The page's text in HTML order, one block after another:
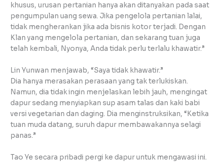
khusus, urusan pertanian hanya akan ditanyakan pada saat
pengumpulan uang sewa. Jika pengelola pertanian lalai,
tidak mengherankan jika ada bisnis kotor terjadi. Dengan
Klan yang mengelola pertanian, dan sekarang tuan juga
telah kembali, Nyonya, Anda tidak perlu terlalu khawatir.”
Lin Yunwan menjawab, “Saya tidak khawatir.”
Dia hanya merasakan perasaan yang tak terlukiskan.
Namun, dia tidak ingin menjelaskan lebih jauh, mengingat
dapur sedang menyiapkan sup asam talas dan kaki babi
versi vegetarian dan daging. Dia menginstruksikan, “Ketika
tuan muda datang, suruh dapur membawakannya selagi
panas.”
Tao Ye secara pribadi pergi ke dapur untuk mengawasi ini.